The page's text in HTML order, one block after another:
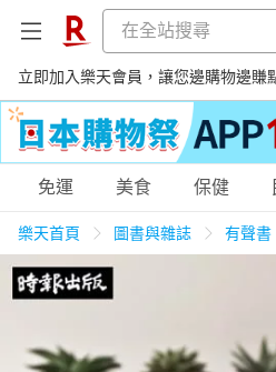
立即加入樂天會員，讓您邊購物邊賺
購物網分類
天天免運
免運 美食 保健
樂天首頁 圖書與雜誌 有聲書